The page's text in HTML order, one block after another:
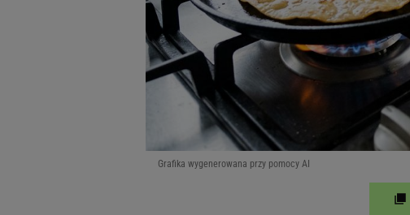
Grafika wygenerowana przy pomocy AI